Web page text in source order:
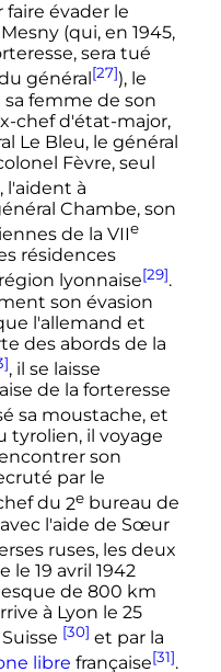
évader le
(qui, en 1945,
sera tué
général [27]), le
femme de son
chef d'état-major,
Le Bleu, le général
Fèvre, seul
, l'aident à
Chambe, son
de la VIIe
résidences
lyonnaise[29].
son évasion
l'allemand et
des abords de la
, il se laisse
de la forteresse
sa moustache, et
tyrolien, il voyage
son
par le
du 2ebureau de
l'aide de Sœur
ruses, les deux
le 19 avril 1942
de 800 km
à Lyon le 25
[30] et par la
libre française[31].